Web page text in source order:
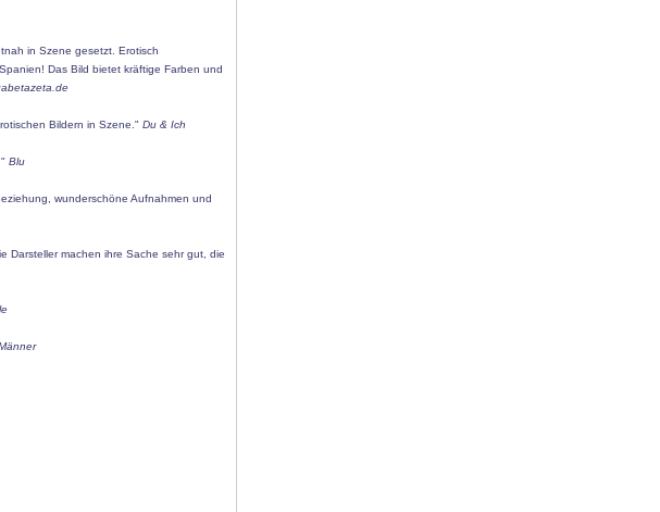
in Szene gesetzt. Erotisch
Das Bild bietet kräftige Farben und
Bildern in Szene." Du & Ich
Blu
wunderschöne Aufnahmen und
Darsteller machen ihre Sache sehr gut, die